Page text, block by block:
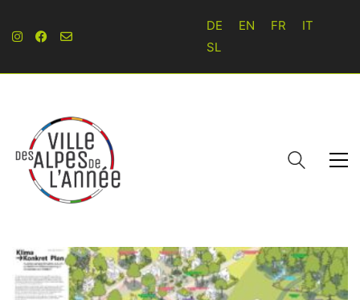
DE EN FR
IT
SL